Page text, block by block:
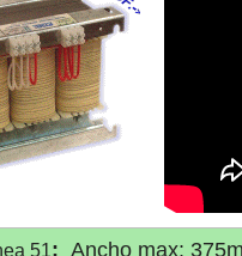
51: Ancho max: